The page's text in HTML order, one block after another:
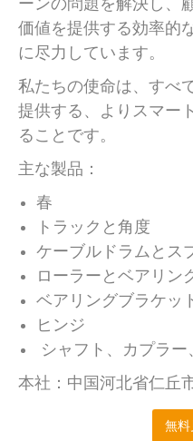
ーンの問題を解決し、
価値を提供する効率的
に尽力しています。
私たちの使命は、すべ
提供する、よりスマー
ることです。
主な製品：
春
トラックと角度
ケーブルドラムとス
ローラーとベアリン
ベアリングブラケッ
ヒンジ
シャフト、カプラー
本社：中国河北省仁丘
無料